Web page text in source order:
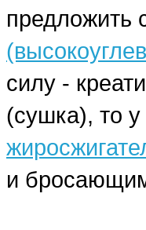
предложить
силу -
(сушка), то
и